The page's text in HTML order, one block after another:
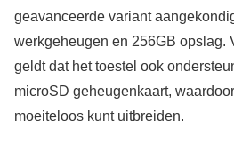
geavanceerde variant
werkgeheugen en 256GB opslag.
geldt dat het toestel ook
microSD geheugenkaart,
moeiteloos kunt uitbreiden.